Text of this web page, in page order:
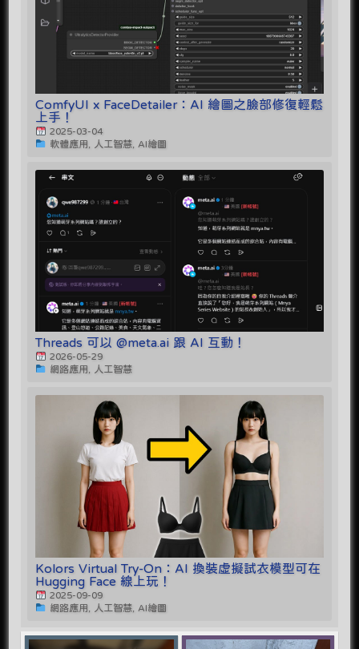
ComfyUI x FaceDetailer：AI 繪圖之臉部修復輕鬆
上手！
2025-03-04
軟體應用, 人工智慧, AI繪圖
Threads 可以 @meta.ai 跟 AI 互動！
2026-05-29
網路應用, 人工智慧
Kolors Virtual Try-On：AI 換裝虛擬試衣模型可在
Hugging Face 線上玩！
2025-09-09
網路應用, 人工智慧, AI繪圖